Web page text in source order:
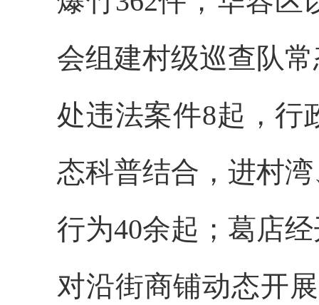
会组建村级巡查队
处违法案件8起，行
态科普结合，进村
行为40余起；葛店
对沿街商铺动态开